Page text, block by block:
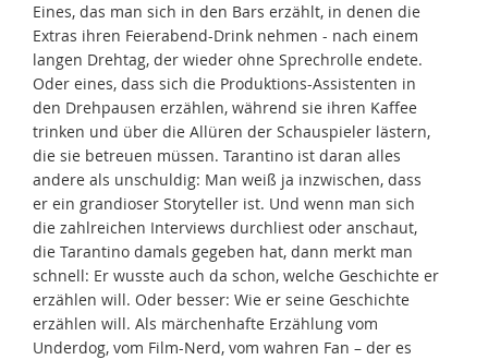
Eines, das man sich in den Bars erzählt, in denen die
Extras ihren Feierabend-Drink nehmen - nach einem
langen Drehtag, der wieder ohne Sprechrolle endete.
Oder eines, dass sich die Produktions-Assistenten in
den Drehpausen erzählen, während sie ihren Kaffee
trinken und über die Allüren der Schauspieler lästern,
die sie betreuen müssen. Tarantino ist daran alles
andere als unschuldig: Man weiß ja inzwischen, dass
er ein grandioser Storyteller ist. Und wenn man sich
die zahlreichen Interviews durchliest oder anschaut,
die Tarantino damals gegeben hat, dann merkt man
schnell: Er wusste auch da schon, welche Geschichte er
erzählen will. Oder besser: Wie er seine Geschichte
erzählen will. Als märchenhafte Erzählung vom
Underdog, vom Film-Nerd, vom wahren Fan – der es